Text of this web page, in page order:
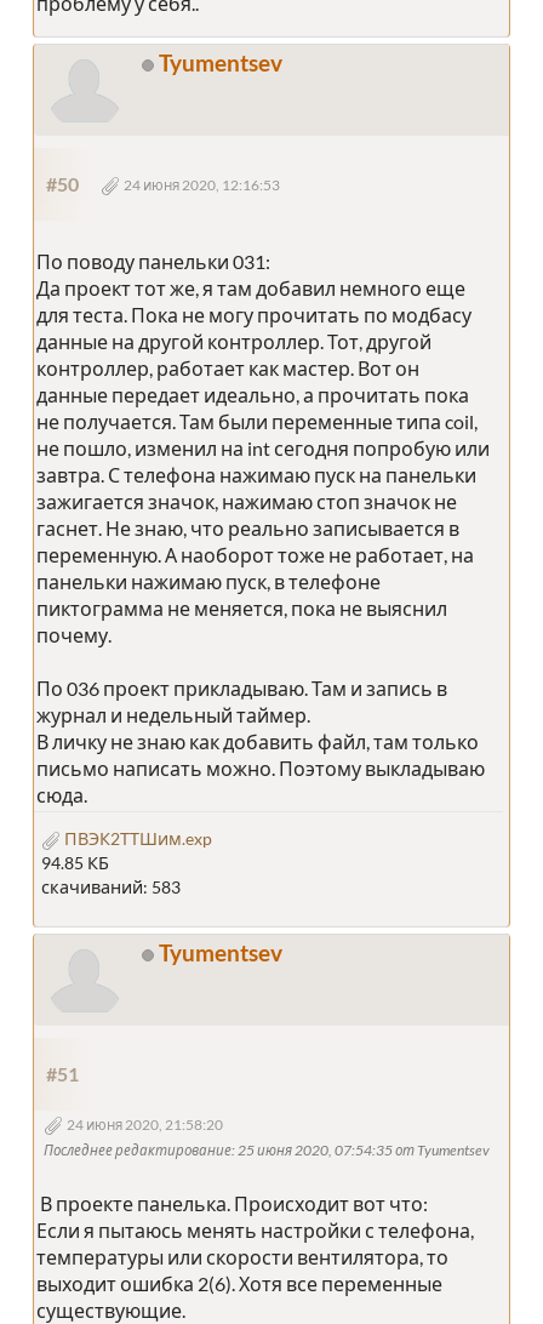
Tyumentsev
#50 24 июня 2020, 12:16:53
По поводу панельки 031:
Да проект тот же, я там добавил немного еще
для теста. Пока не могу прочитать по модбасу
данные на другой контроллер. Тот, другой
контроллер, работает как мастер. Вот он
данные передает идеально, а прочитать пока
не получается. Там были переменные типа coil,
не пошло, изменил на int сегодня попробую или
завтра. С телефона нажимаю пуск на панельки
зажигается значок, нажимаю стоп значок не
гаснет. Не знаю, что реально записывается в
переменную. А наоборот тоже не работает, на
панельки нажимаю пуск, в телефоне
пиктограмма не меняется, пока не выяснил
почему.
По 036 проект прикладываю. Там и запись в
журнал и недельный таймер.
В личку не знаю как добавить файл, там только
письмо написать можно. Поэтому выкладываю
сюда.
ПВЭК2ТТШим.exp
94.85 КБ
скачиваний: 583
Tyumentsev
#51
24 июня 2020, 21:58:20
Последнее редактирование: 25 июня 2020, 07:54:35 от Tyumentsev
В проекте панелька. Происходит вот что:
Если я пытаюсь менять настройки с телефона,
температуры или скорости вентилятора, то
выходит ошибка 2(6). Хотя все переменные
существующие.